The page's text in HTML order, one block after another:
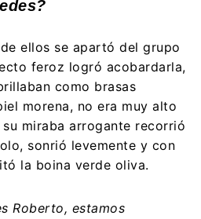
ellos se apartó del grupo
feroz logró acobardarla,
como brasas
morena, no era muy alto
miraba arrogante recorrió
sonrió levemente y con
la boina verde oliva.
Roberto, estamos